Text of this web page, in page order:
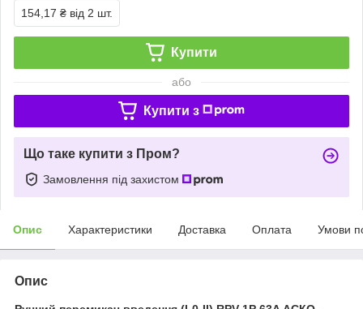
154,17 ₴ від 2 шт.
Купити
або
Купити з
Що таке купити з Пром?
Замовлення під захистом
Опис Характеристики Доставка Оплата Умови
Опис